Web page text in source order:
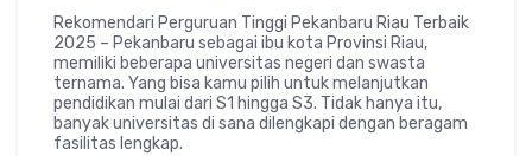
Rekomendari Perguruan Tinggi Pekanbaru Riau Terbaik
2025 – Pekanbaru sebagai ibu kota Provinsi Riau,
memiliki beberapa universitas negeri dan swasta
ternama. Yang bisa kamu pilih untuk melanjutkan
pendidikan mulai dari S1 hingga S3. Tidak hanya itu,
banyak universitas di sana dilengkapi dengan beragam
fasilitas lengkap.